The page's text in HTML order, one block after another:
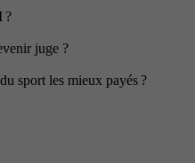
?
juge ?
sport les mieux payés ?